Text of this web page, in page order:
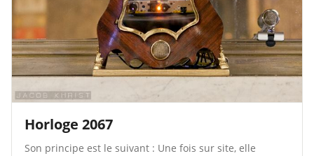
Horloge 2067
Son principe est le suivant : Une fois sur site, elle